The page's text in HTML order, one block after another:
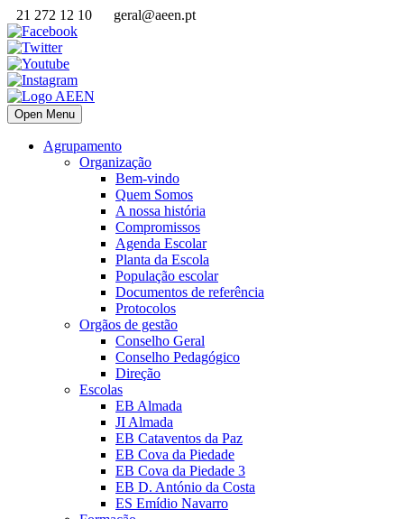
21 272 12 10 geral@aeen.pt
Open Menu
Agrupamento
Organização
Bem-vindo
Quem Somos
A nossa história
Compromissos
Agenda Escolar
Planta da Escola
População escolar
Documentos de referência
Protocolos
Orgãos de gestão
Conselho Geral
Conselho Pedagógico
Direção
Escolas
EB Almada
JI Almada
EB Cataventos da Paz
EB Cova da Piedade
EB Cova da Piedade 3
EB D. António da Costa
ES Emídio Navarro